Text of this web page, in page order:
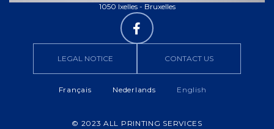
1050 Ixelles - Bruxelles
LEGAL NOTICE CONTACT US
Français Nederlands English
© 2023 ALL PRINTING SERVICES